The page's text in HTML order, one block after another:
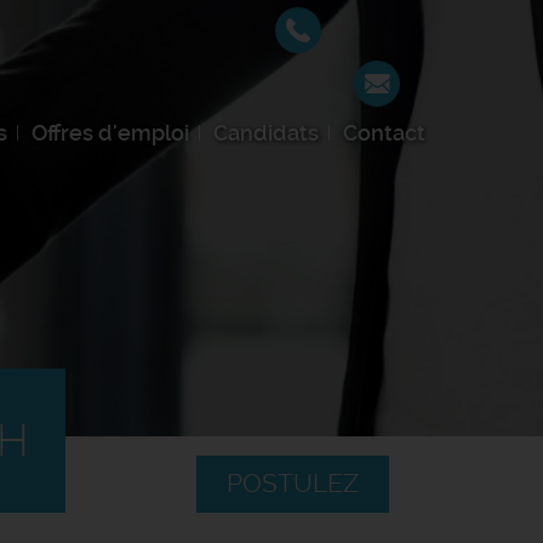
Offres d'emploi Candidats Contact
POSTULEZ